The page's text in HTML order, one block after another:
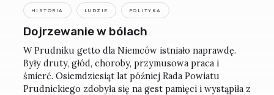
HISTORIA LUDZIE POLITYKA
Dojrzewanie w bólach
W Prudniku getto dla Niemców istniało naprawdę.
Były druty, głód, choroby, przymusowa praca i
śmierć. Osiemdziesiąt lat później Rada Powiatu
Prudnickiego zdobyła się na gest pamięci i wystąpiła z